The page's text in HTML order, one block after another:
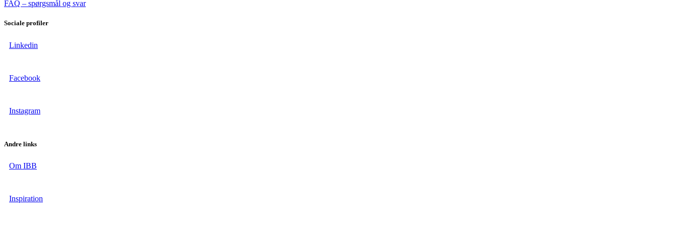
FAQ – spørgsmål og svar
Sociale profiler
Linkedin
Facebook
Instagram
Andre links
Om IBB
Inspiration